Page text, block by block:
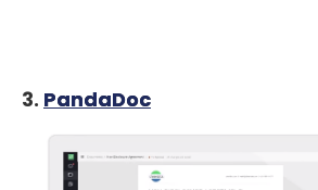
3. PandaDoc